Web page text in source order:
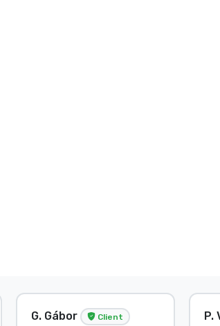
G. Gábor Client P.